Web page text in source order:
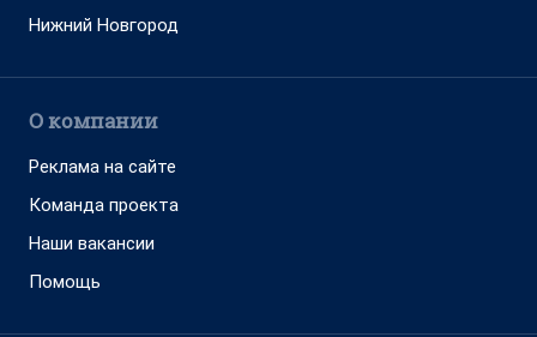
Нижний Новгород
О компании
Реклама на сайте
Команда проекта
Наши вакансии
Помощь